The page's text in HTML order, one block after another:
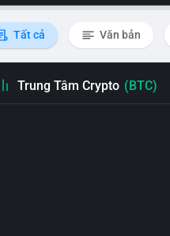
Tất cả Văn bản
Trung Tâm Crypto (BTC)